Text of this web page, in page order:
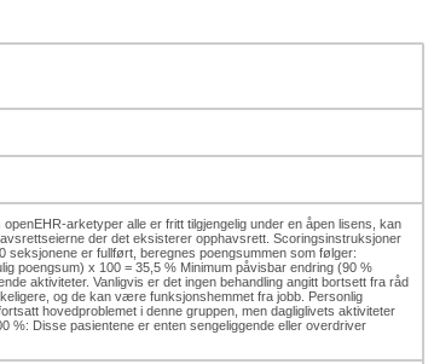
arketyper alle er fritt tilgjengelig under en åpen lisens, kan
der det eksisterer opphavsrett. Scoringsinstruksjoner
er fullført, beregnes poengsummen som følger:
poengsum) x 100 = 35,5 % Minimum påvisbar endring (90 %
aktiviteter. Vanligvis er det ingen behandling angitt bortsett fra råd
og de kan være funksjonshemmet fra jobb. Personlig
hovedproblemet i denne gruppen, men dagliglivets aktiviteter
%: Disse pasientene er enten sengeliggende eller overdriver